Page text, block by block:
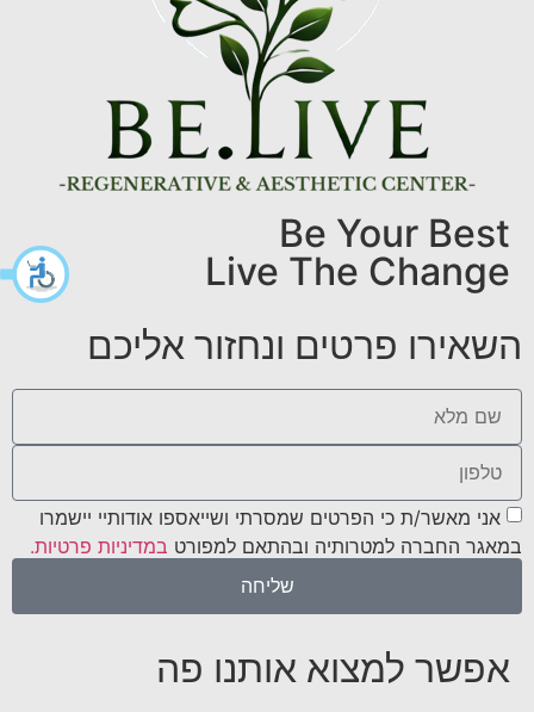
Be Your Best
Live The Change
השאירו פרטים ונחזור אליכם
אני מאשר/ת כי הפרטים שמסרתי ושייאספו אודותיי יישמרו
במאגר החברה למטרותיה ובהתאם למפורט במדיניות פרטיות.
שליחה
אפשר למצוא אותנו פה